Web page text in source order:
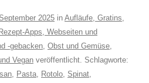
2025 in Aufläufe, Gratins,
Apps, Webseiten und
-gebacken, Obst und Gemüse,
Vegan veröffentlicht. Schlagworte:
, Pasta, Rotolo, Spinat,